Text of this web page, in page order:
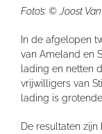
Foto’s: © Joost
In de afgelopen
van Ameland en
lading en netten
vrijwilligers van
lading is
De resultaten